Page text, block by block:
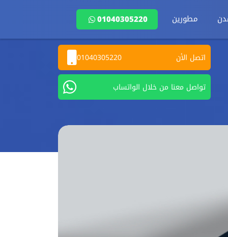
مطورين 01040305220
اتصل الأن 01040305220
تواصل معنا من خلال الواتساب